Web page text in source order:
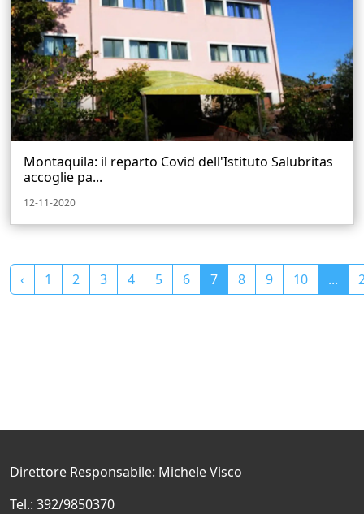
Montaquila: il reparto Covid dell'Istituto Salubritas
accoglie pa...
12-11-2020
‹ 1 2 3 4 5 6 7 8 9 10 ...
Direttore Responsabile: Michele Visco
Tel.: 392/9850370